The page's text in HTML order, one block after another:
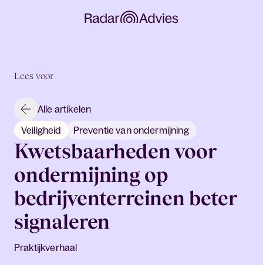
Lees voor
Alle artikelen
Veiligheid
Preventie van ondermijning
Kwetsbaarheden voor
ondermijning op
bedrijventerreinen beter
signaleren
Praktijkverhaal